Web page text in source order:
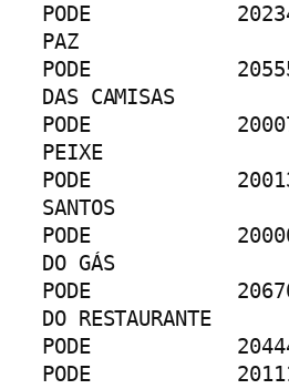
PODE		20234	DANIEL DA
PAZ
PODE		20555	EDIMAR
DAS CAMISAS
PODE		20007	EDSON DO
PEIXE
PODE		20013	ELLEN
SANTOS
PODE		20000	MARCELO
DO GÁS
PODE		20670	PAULINHO
DO RESTAURANTE
PODE		20111